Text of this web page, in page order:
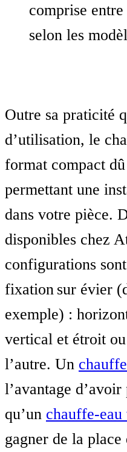
comprise
selon les
Outre sa praticité
d’utilisation, le
format compact
permettant une
dans votre pièce.
disponibles chez
configurations
fixation sur évier
exemple) :
vertical et étroit
l’autre. Un
l’avantage
qu’un chauffe-
gagner de la place